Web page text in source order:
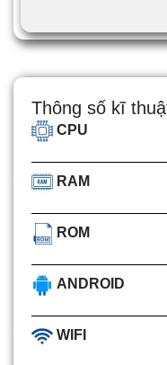
Thông số kĩ
CPU
RAM
ROM
ANDROID
WIFI